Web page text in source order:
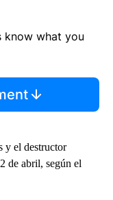
know what you
y el destructor
de abril, según el